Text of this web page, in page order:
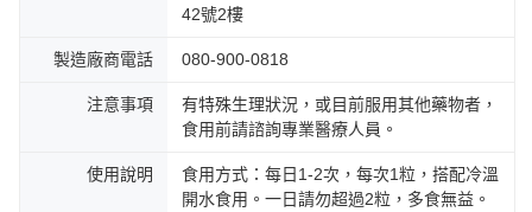
42號2樓
製造廠商電話 080-900-0818
注意事項
有特殊生理狀況，或目前服用其他藥物者，
食用前請諮詢專業醫療人員。
使用說明
食用方式：每日1-2次，每次1粒，搭配冷溫
開水食用。一日請勿超過2粒，多食無益。